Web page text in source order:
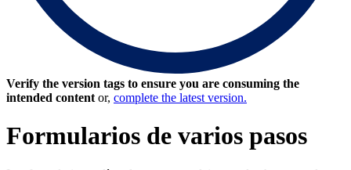
Verify the version tags to ensure you are consuming the
intended content or, complete the latest version.
Formularios de varios pasos